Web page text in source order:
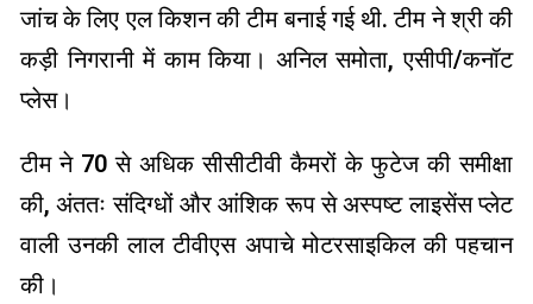
जांच के लिए एल किशन की टीम बनाई गई थी. टीम ने श्री की
कड़ी निगरानी में काम किया। अनिल समोता, एसीपी/कनॉट
प्लेस।
टीम ने 70 से अधिक सीसीटीवी कैमरों के फुटेज की समीक्षा
की, अंततः संदिग्धों और आंशिक रूप से अस्पष्ट लाइसेंस प्लेट
वाली उनकी लाल टीवीएस अपाचे मोटरसाइकिल की पहचान
की।